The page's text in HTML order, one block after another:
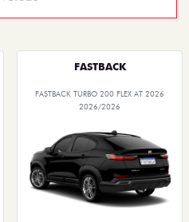
FASTBACK
FASTBACK TURBO 200 FLEX AT 2026
2026/2026